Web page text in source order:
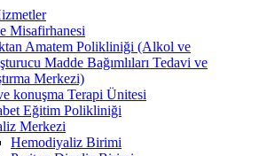
Misafirhanesi
Amatem Polikliniği (Alkol ve
Madde Bağımlıları Tedavi ve
Merkezi)
konuşma Terapi Ünitesi
Eğitim Polikliniği
Merkezi
Hemodiyaliz Birimi